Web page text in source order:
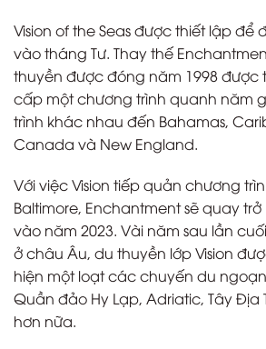
Vision of the Seas được thiết lập để
vào tháng Tư. Thay thế
thuyền được đóng năm 1998 được
cấp một chương trình quanh năm
trình khác nhau đến Bahamas,
Canada và New England.
Với việc Vision tiếp quản chương
Baltimore, Enchantment sẽ quay
vào năm 2023. Vài năm sau lần
ở châu Âu, du thuyền lớp Vision
hiện một loạt các chuyến du
Quần đảo Hy Lạp, Adriatic, Tây Địa
hơn nữa.